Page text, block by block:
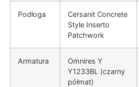
Podłoga
Cersanit Concrete
Style Inserto
Patchwork
Armatura
Omnires Y
Y1233BL (czarny
półmat)